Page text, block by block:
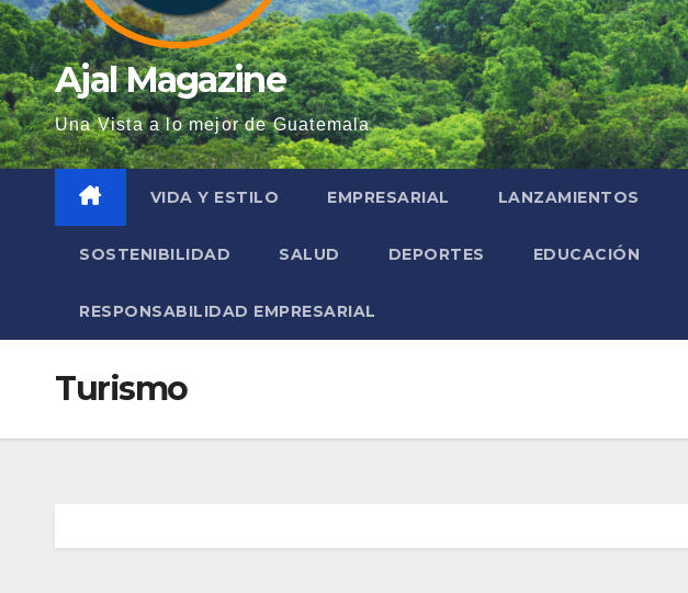
Ajal Magazine
Una Vista a lo mejor de Guatemala
VIDA Y ESTILO EMPRESARIAL LANZAMIENTOS
SOSTENIBILIDAD SALUD DEPORTES EDUCACIÓN
RESPONSABILIDAD EMPRESARIAL
Turismo